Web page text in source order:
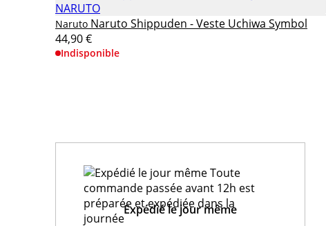
Naruto Naruto Shippuden - Veste Uchiwa Symbol
44,90 €
Indisponible
Expédié le jour même